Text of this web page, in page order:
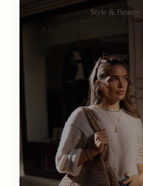
Style & Beauty
Klassisch, alltagstauglich,
Italianità.
Fashion